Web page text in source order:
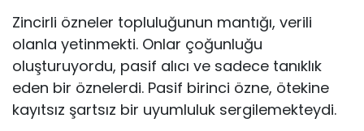
Zincirli özneler topluluğunun mantığı, verili
olanla yetinmekti. Onlar çoğunluğu
oluşturuyordu, pasif alıcı ve sadece tanıklık
eden bir öznelerdi. Pasif birinci özne, ötekine
kayıtsız şartsız bir uyumluluk sergilemekteydi.